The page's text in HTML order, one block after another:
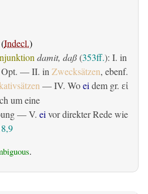
(Indecl.)
damit, daß(353ff.): I. in
Opt. — II. in Zwecksätzen, ebenf.
— IV. Woei dem gr. εἰ
um eine
— V. ei vor direkter Rede wie
.